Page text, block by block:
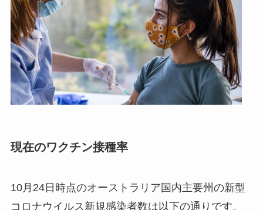
現在のワクチン接種率
10月24日時点のオーストラリア国内主要州の新型
コロナウイルス新規感染者数は以下の通りです。